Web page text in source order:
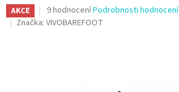
AKCE
Průměrné
hodnocení
9 hodnoceníPodrobnosti hodnocení
Značka: VIVOBAREFOOT